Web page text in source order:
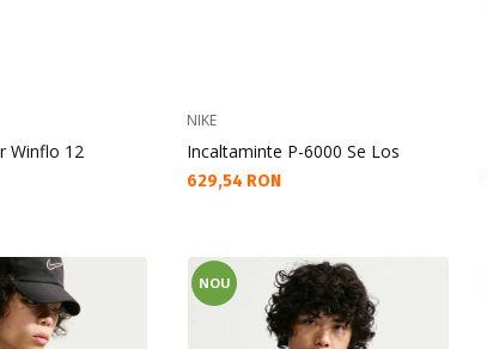
Winflo 12
NIKE
Incaltaminte P-6000 Se Los
Текуща цена:
629,54 RON
NOU